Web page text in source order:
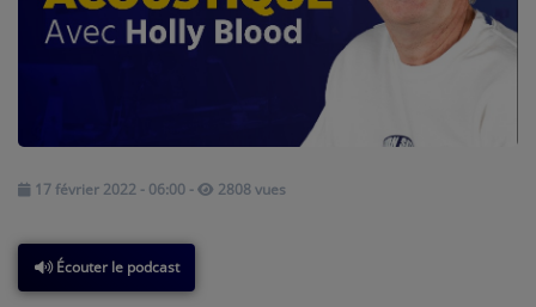
CONTACTEZ-NOUS
17 février 2022 - 06:00 - 2808 vues
Écouter le podcast